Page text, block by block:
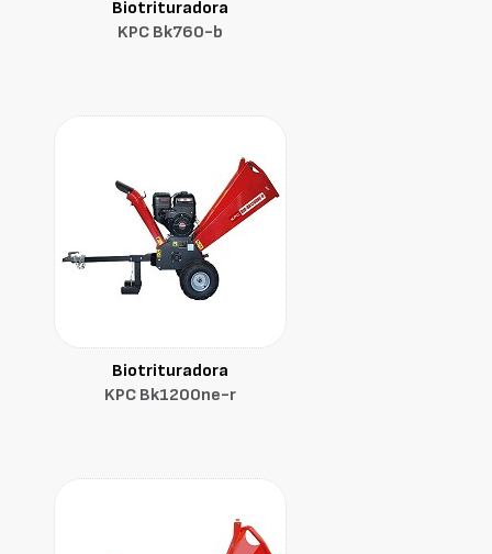
Biotrituradora
KPC Bk760-b
Biotrituradora
KPC Bk1200ne-r